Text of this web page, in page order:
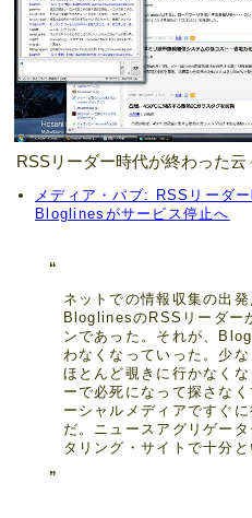
RSSリーダー時代が終わった云
メディア・パブ: RSSリーダー
Bloglinesがサービス停止へ
ネットでの情報収集の出
BloglinesのRSSリーダー
ンであった。それが、
わなくなっていった。少
ほとんど覗きに行かなく
ーで必死になって探さな
ーシャルメディアですぐ
だ。ニュースアグリゲー
タリング・サイトで十分と